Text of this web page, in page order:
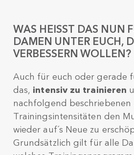
WAS HEISST DAS NUN
AMEN UNTER EUCH,
ERBESSERN WOLLEN?
Auch für euch oder gerade
das, intensiv zu trainieren
nachfolgend beschriebenen
Trainingsintensitäten den
wieder auf´s Neue zu
Grundsätzlich gilt für alle